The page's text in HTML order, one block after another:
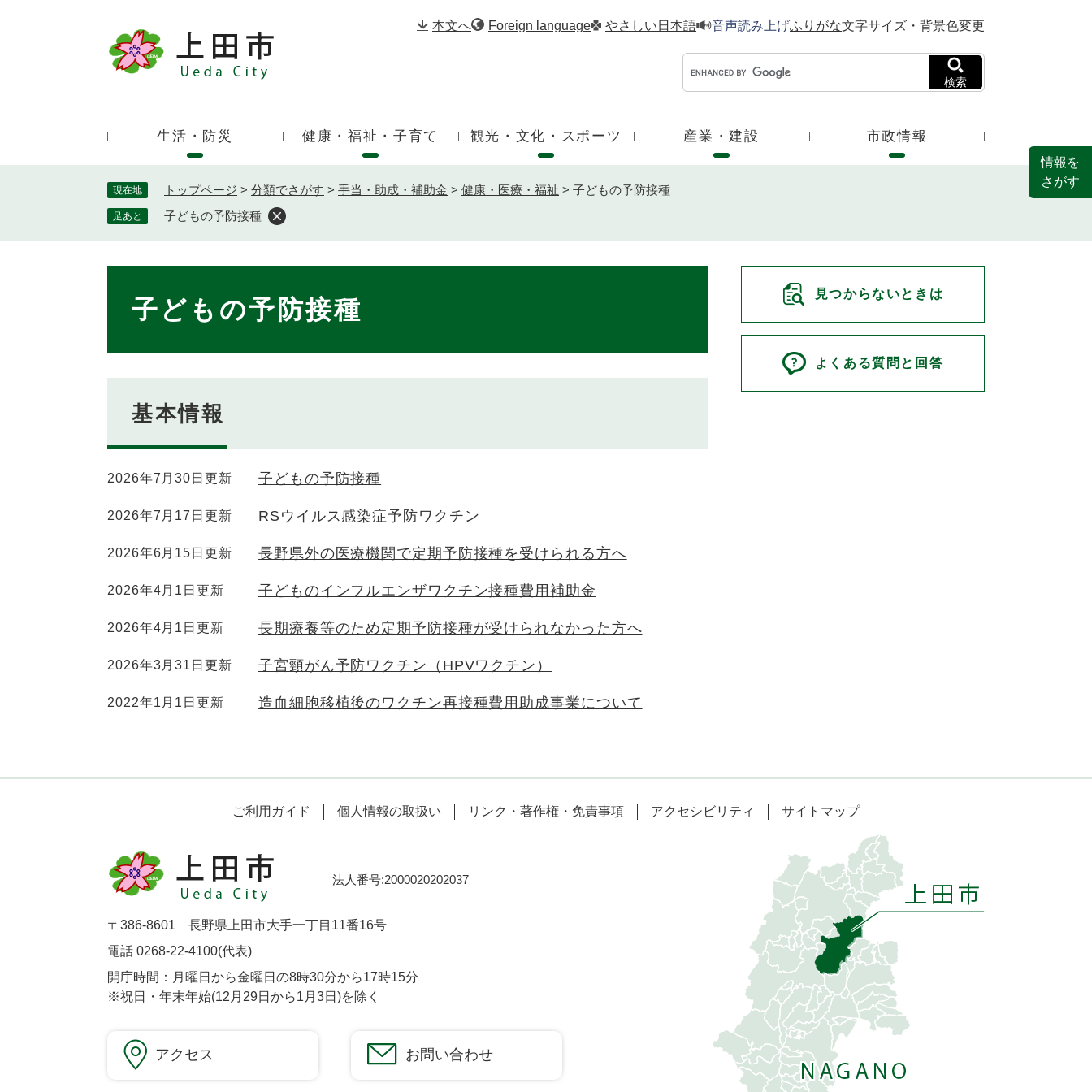
。
本文へ Foreign language やさしい日本語 音声読み上げふりがな文字サイズ・背景色変更
ド
検索
生活・防災 健康・福祉・子育て 観光・文化・スポーツ 産業・建設 市政情報
現在地 トップページ > 分類でさがす > 手当・助成・補助金 > 健康・医療・福祉 > 子どもの予防接種
足あと 子どもの予防接種
子どもの予防接種
基本情報
2026年7月30日更新 子どもの予防接種
2026年7月17日更新 RSウイルス感染症予防ワクチン
2026年6月15日更新 長野県外の医療機関で定期予防接種を受けられる方へ
2026年4月1日更新 子どものインフルエンザワクチン接種費用補助金
2026年4月1日更新 長期療養等のため定期予防接種が受けられなかった方へ
2026年3月31日更新 子宮頸がん予防ワクチン（HPVワクチン）
2022年1月1日更新 造血細胞移植後のワクチン再接種費用助成事業について
見つからないときは
よくある質問と回答
情報を
さがす
ご利用ガイド 個人情報の取扱い リンク・著作権・免責事項 アクセシビリティ サイトマップ
法人番号:2000020202037
〒386-8601 長野県上田市大手一丁目11番16号
電話 0268-22-4100(代表)
開庁時間：月曜日から金曜日の8時30分から17時15分
※祝日・年末年始(12月29日から1月3日)を除く
アクセス お問い合わせ